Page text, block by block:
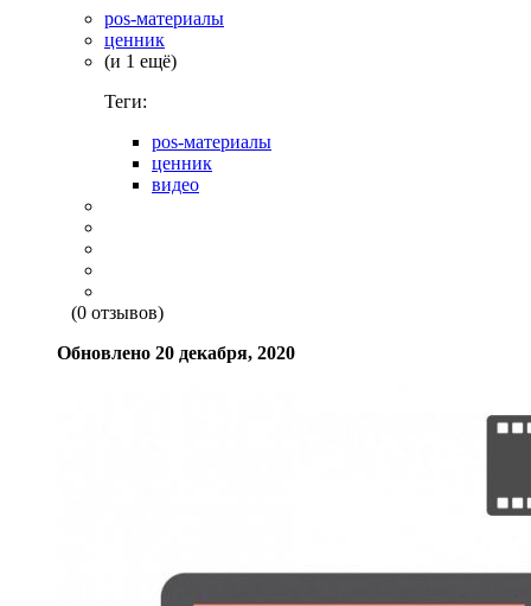
pos-материалы
ценник
(и 1 ещё)
Теги:
pos-материалы
ценник
видео
(0 отзывов)
Обновлено 20 декабря, 2020